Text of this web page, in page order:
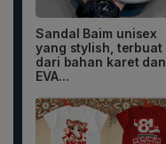
Sandal Baim unisex
yang stylish, terbuat
dari bahan karet dan
EVA...